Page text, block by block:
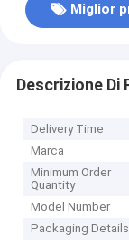
Miglior
Descrizione Di
Delivery Time
Marca
Minimum Order
Quantity
Model Number
Packaging Details